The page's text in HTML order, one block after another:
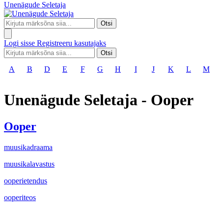
Unenägude Seletaja
Otsi
Logi sisse Registreeru kasutajaks
Otsi
A B D E F G H I J K L M
Unenägude Seletaja - Ooper
Ooper
muusikadraama
muusikalavastus
ooperietendus
ooperiteos